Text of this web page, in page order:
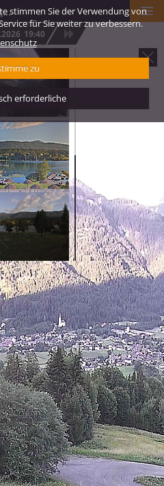
stimmen Sie der Verwendung von
für Sie weiter zu verbessern.
zu
erforderliche
Skigebiet Weißbriach - Berggeisthütte
19:40
Webcam
Strandbad
Pressegger See